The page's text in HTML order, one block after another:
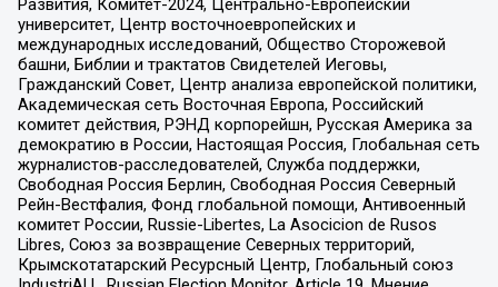
Развития, Комитет-2024, Центрально-Европейский
университет, Центр восточноевропейских и
международных исследований, Общество Сторожевой
башни, Библии и трактатов Свидетелей Иеговы,
Гражданский Совет, Центр анализа европейской политики,
Академическая сеть Восточная Европа, Российский
комитет действия, РЭНД корпорейшн, Русская Америка за
демократию в России, Настоящая Россия, Глобальная сеть
журналистов-расследователей, Служба поддержки,
Свободная Россия Берлин, Свободная Россия Северный
Рейн-Вестфалия, Фонд глобальной помощи, Антивоенный
комитет России, Russie-Libertes, La Asocicion de Rusos
Libres, Союз за возвращение Северных территорий,
Крымскотатарский Ресурсный Центр, Глобальный союз